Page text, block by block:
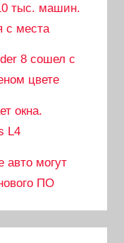
тыс. машин.
с места
8 сошел с
цвете
окна.
L4
авто могут
ПО